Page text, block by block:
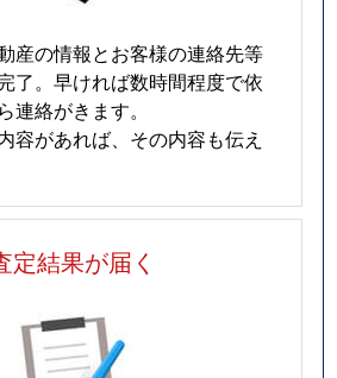
産の情報とお客様の連絡先等
了。早ければ数時間程度で依
連絡がきます。
容があれば、その内容も伝え
定結果が届く